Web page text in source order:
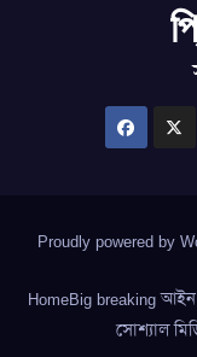
Proudly powered by
HomeBig breaking
সোশ্যাল